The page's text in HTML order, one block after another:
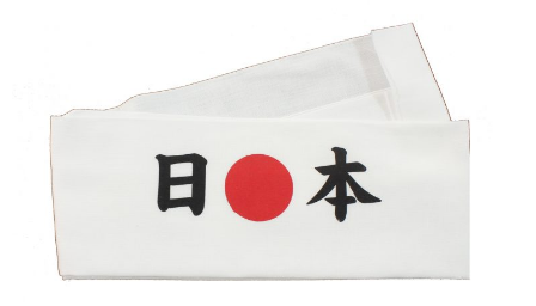
ウェア類
バッグ類
装具類
カートを見る